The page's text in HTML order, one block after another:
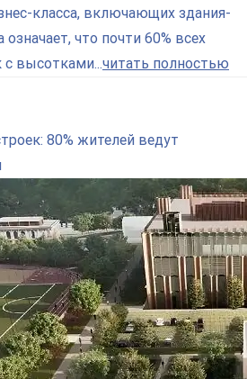
класса, включающих здания-
что почти 60% всех
с высотками...читать полностью
80% жителей ведут